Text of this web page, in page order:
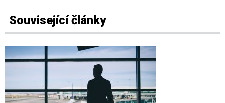
Související články